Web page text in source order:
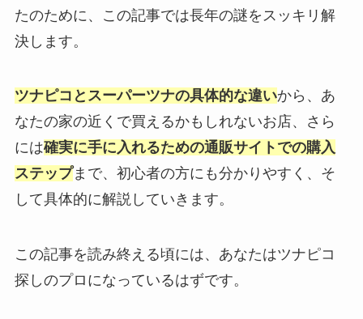
たのために、この記事では長年の謎をスッキリ解
決します。
ツナピコとスーパーツナの具体的な違いから、あ
なたの家の近くで買えるかもしれないお店、さら
には確実に手に入れるための通販サイトでの購入
ステップまで、初心者の方にも分かりやすく、そ
して具体的に解説していきます。
この記事を読み終える頃には、あなたはツナピコ
探しのプロになっているはずです。